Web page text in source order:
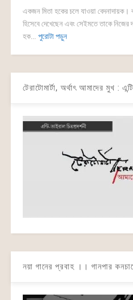
একজন মিতা হকের চলে যাওয়া বেদনাদায়ক।
হিসেবে দেখেছেন এবং সেইমতে তাকে নিজের
হক... পুরোটা পড়ুন
টেরাটোমার্টা, অর্থাৎ আমাদের মুখ :
নয়া গানের প্রবাহ ।। গানপার